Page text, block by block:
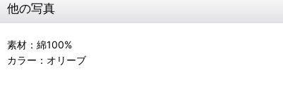
他の写真
素材：綿100%
カラー：オリーブ